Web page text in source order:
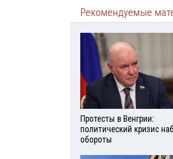
Рекомендуемые
Протесты в Венгрии:
политический кризис
обороты